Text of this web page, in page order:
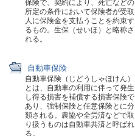
保険で、契約により、死亡などの
所定の条件において保険者が受取
人に保険金を支払うことを約束す
るもの。生保（せいほ）と略称さ
れる。
自動車保険
自動車保険（じどうしゃほけん）
とは、自動車の利用に伴って発生
し得る損害を補償する損害保険で
あり、強制保険と任意保険とに分
類される。農協や全労済などで取
り扱うものは自動車共済と呼ばれ
る。